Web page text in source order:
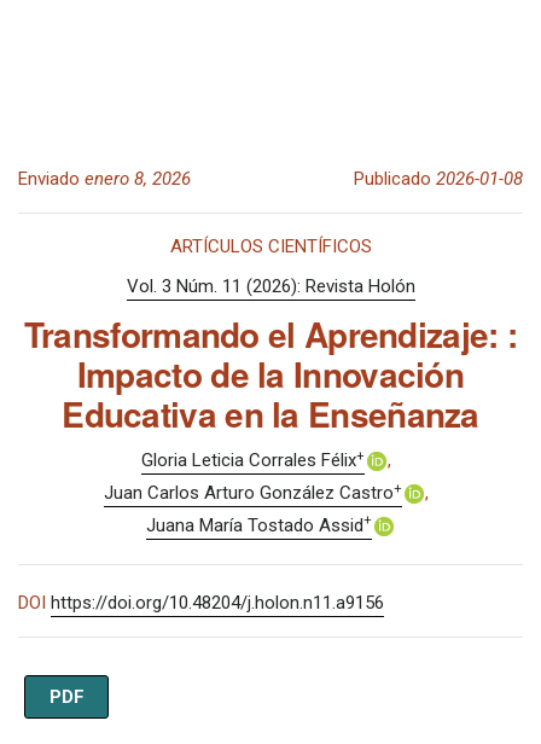
Enviado enero 8, 2026 Publicado 2026-01-08
ARTÍCULOS CIENTÍFICOS
Vol. 3 Núm. 11 (2026): Revista Holón
Transformando el Aprendizaje: :
Impacto de la Innovación
Educativa en la Enseñanza
Gloria Leticia Corrales Félix+
Juan Carlos Arturo González Castro+
Juana María Tostado Assid+
DOI https://doi.org/10.48204/j.holon.n11.a9156
PDF